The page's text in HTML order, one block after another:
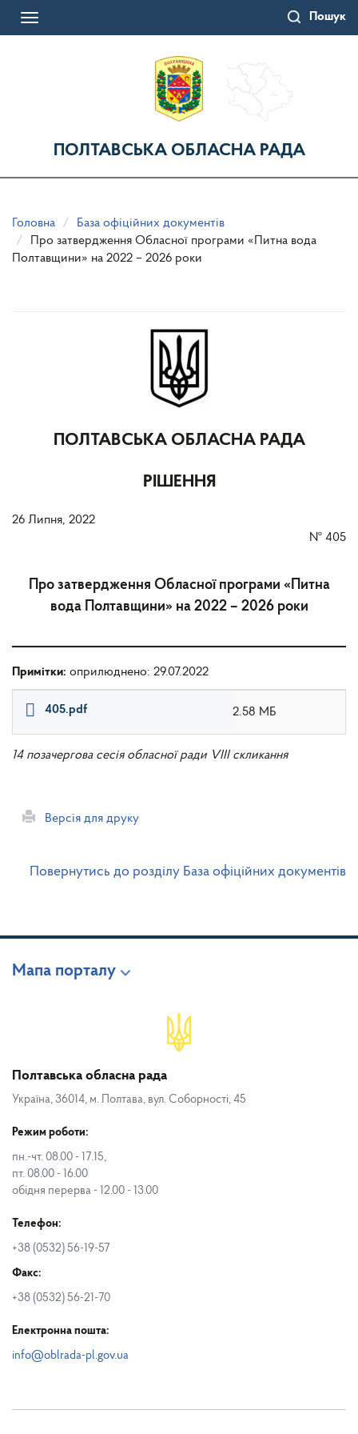
Пошук
Toggle
ПОЛТАВСЬКА ОБЛАСНА РАДА
Головна
База офіційних документів
Про затвердження Обласної програми «Питна вода
Полтавщини» на 2022 – 2026 роки
ПОЛТАВСЬКА ОБЛАСНА РАДА
РІШЕННЯ
26 Липня, 2022
№ 405
Про затвердження Обласної програми «Питна
вода Полтавщини» на 2022 – 2026 роки
Примітки: оприлюднено: 29.07.2022
405.pdf 2.58 МБ
14 позачергова сесія обласної ради VIII скликання
Версія для друку
Повернутись до розділу База офіційних документів
Мапа порталу
Полтавська обласна рада
Україна, 36014, м. Полтава, вул. Соборності, 45
Режим роботи:
пн.-чт. 08.00 - 17.15,
пт. 08.00 - 16.00
обідня перерва - 12.00 - 13.00
Телефон:
+38 (0532) 56-19-57
Факс:
+38 (0532) 56-21-70
Електронна пошта:
info@oblrada-pl.gov.ua